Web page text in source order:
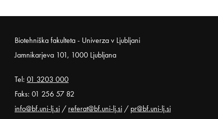
Noga strani
Biotehniška fakulteta - Univerza v Ljubljani
Jamnikarjeva 101, 1000 Ljubljana
Tel: 01 3203 000
Faks: 01 256 57 82
info@bf.uni-lj.si / referat@bf.uni-lj.si / pr@bf.uni-lj.si